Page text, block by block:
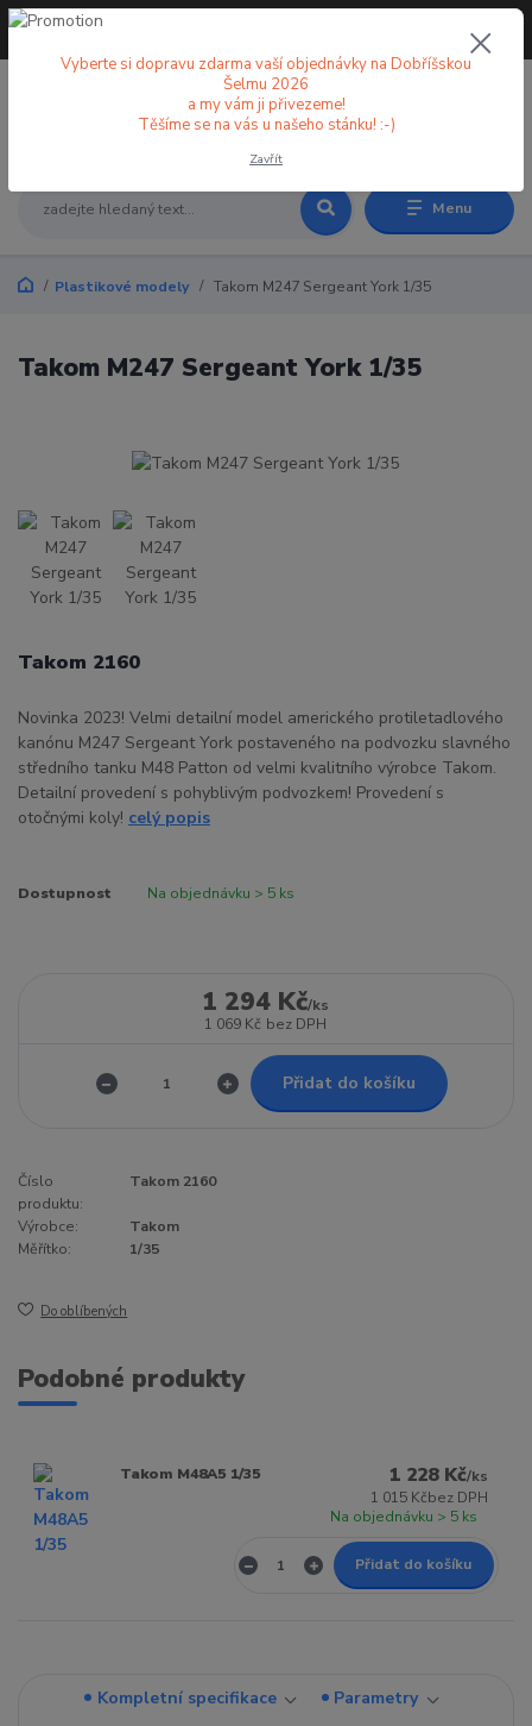
Menu
+420 773 998 582
Plastikové modely Takom M247 Sergeant York 1/35
Takom M247 Sergeant York 1/35
Takom 2160
Novinka 2023! Velmi detailní model amerického protiletadlového
kanónu M247 Sergeant York postaveného na podvozku slavného
středního tanku M48 Patton od velmi kvalitního výrobce Takom.
Detailní provedení s pohyblivým podvozkem! Provedení s
otočnými koly! celý popis
Dostupnost Na objednávku > 5 ks
1 294 Kč/ks
1 069 Kč bez DPH
Přidat do košíku
Číslo
produktu:
Takom 2160
Výrobce:
Takom
Měřítko:
1/35
Do oblíbených
Podobné produkty
Takom M48A5 1/35 1 228 Kč/ks
1 015 Kčbez DPH
Na objednávku > 5 ks
Přidat do košíku
Kompletní specifikace
Parametry
Vyberte si dopravu zdarma vaší objednávky na Dobříšskou
Šelmu 2026
a my vám ji přivezeme!
Těšíme se na vás u našeho stánku! :-)
Zavřít